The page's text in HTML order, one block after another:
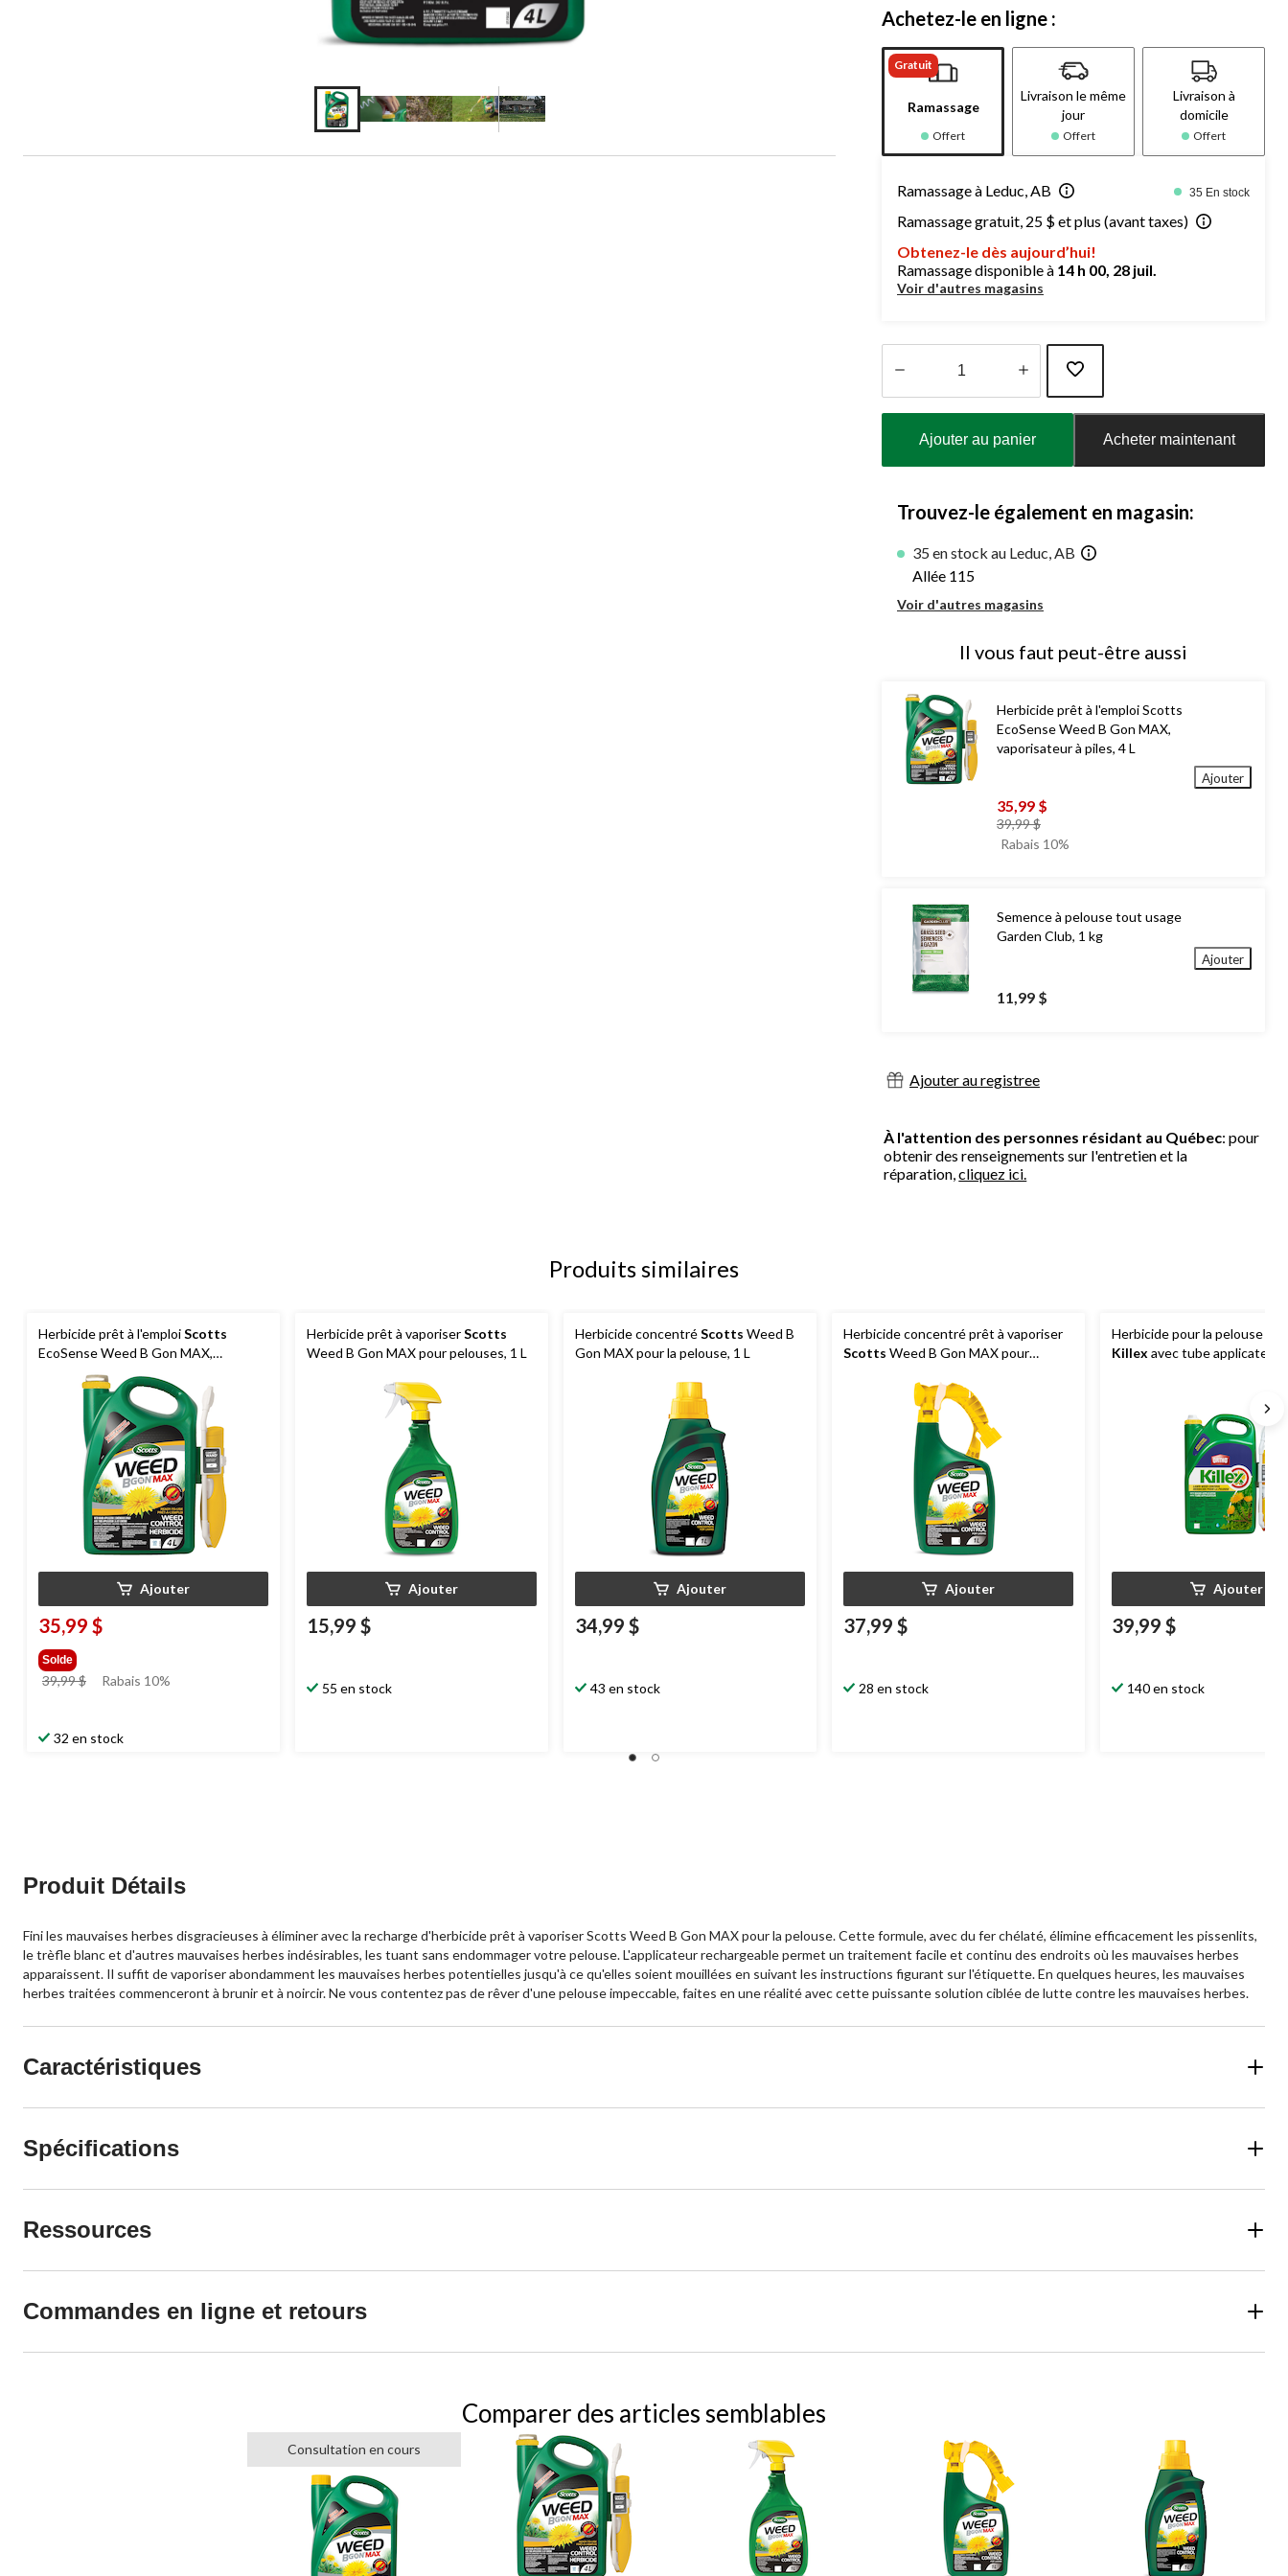
Achetez-le en ligne :
Gratuit
Ramassage
Offert
Livraison le même
jour
Offert
Livraison à
domicile
Offert
Ramassage à Leduc, AB 35 En stock
Ramassage gratuit, 25 $ et plus (avant taxes)
Obtenez-le dès aujourd’hui!
Ramassage disponible à 14 h 00, 28 juil.
Voir d'autres magasins
Ajouter au panier Acheter maintenant
Trouvez-le également en magasin:
35 en stock au Leduc, AB
Allée 115
Voir d'autres magasins
Il vous faut peut-être aussi
Herbicide prêt à l'emploi Scotts
EcoSense Weed B Gon MAX,
vaporisateur à piles, 4 L
35,99 $
39,99 $prix
était
Rabais 10%
Ajouter
Semence à pelouse tout usage
Garden Club, 1 kg
11,99 $
Ajouter
Ajouter au registree
À l'attention des personnes résidant au Québec: pour
obtenir des renseignements sur l'entretien et la
réparation,cliquez ici.
Produits similaires
Herbicide prêt à l'emploiScotts
EcoSense Weed B Gon MAX,
vaporisateur à piles, 4 L
Ajouter
35,99 $
Solde
39,99 $
prixRabais 10%
32 en stock
Herbicide prêt à vaporiserScotts
Weed B Gon MAX pour pelouses, 1 L
Ajouter
15,99 $
55 en stock
Herbicide concentréScotts Weed B
Gon MAX pour la pelouse, 1 L
Ajouter
34,99 $
43 en stock
Herbicide concentré prêt à vaporiser
Scotts Weed B Gon MAX pour
Ajouter
37,99 $
28 en stock
Herbicide pour la pelouse
Killex avec tube applicateur,
Ajouter
39,99 $
140 en stock
Produit Détails
Fini les mauvaises herbes disgracieuses à éliminer avec la recharge d'herbicide prêt à vaporiser Scotts Weed B Gon MAX pour la pelouse. Cette formule, avec du fer chélaté, élimine efficacement les pissenlits,
le trèfle blanc et d'autres mauvaises herbes indésirables, les tuant sans endommager votre pelouse. L'applicateur rechargeable permet un traitement facile et continu des endroits où les mauvaises herbes
apparaissent. Il suffit de vaporiser abondamment les mauvaises herbes potentielles jusqu'à ce qu'elles soient mouillées en suivant les instructions figurant sur l'étiquette. En quelques heures, les mauvaises
herbes traitées commenceront à brunir et à noircir. Ne vous contentez pas de rêver d'une pelouse impeccable, faites en une réalité avec cette puissante solution ciblée de lutte contre les mauvaises herbes.
Caractéristiques
Spécifications
Ressources
Commandes en ligne et retours
Comparer des articles semblables
Consultation en cours